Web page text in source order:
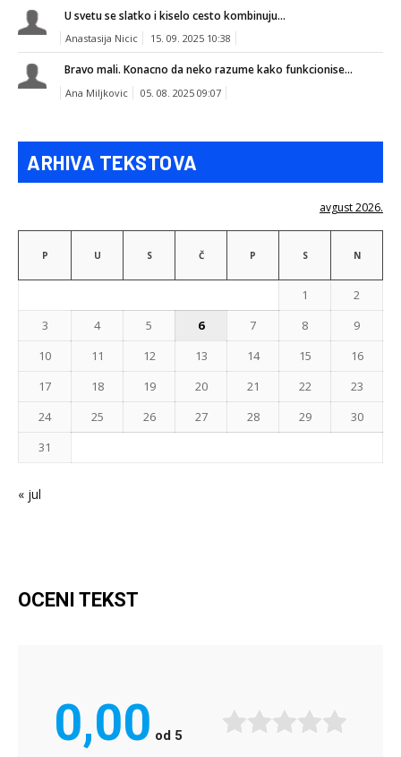
U svetu se slatko i kiselo cesto kombinuju...
Anastasija Nicic 15. 09. 2025 10:38
Bravo mali. Konacno da neko razume kako funkcionise...
Ana Miljkovic 05. 08. 2025 09:07
ARHIVA TEKSTOVA
avgust 2026.
P U S Č P S N
1
2
3
4 5 6 7 8
9
10
11 12 13 14 15
16
17
18 19 20 21 22
23
24
25 26 27 28 29
30
31
« jul
OCENI TEKST
0,00 od 5